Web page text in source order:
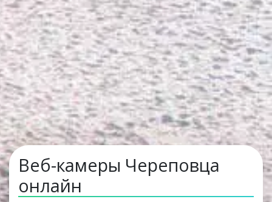
Веб-камеры Череповца
онлайн